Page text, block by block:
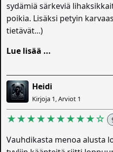
sydämiä särkeviä
poikia. Lisäksi petyin
tietävät...)
Lue lisää ...
Heidi
Kirjoja 1, Arviot 1
★★★★★★★★★☆
Vauhdikasta menoa alusta